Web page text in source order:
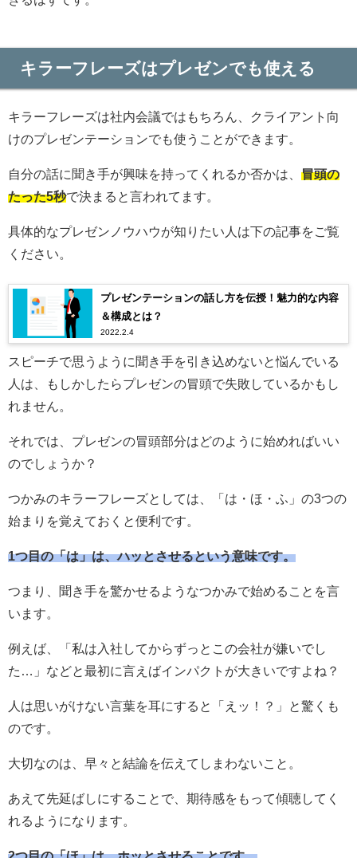
キラーフレーズはプレゼンでも使える
キラーフレーズは社内会議ではもちろん、クライアント向
けのプレゼンテーションでも使うことができます。
自分の話に聞き手が興味を持ってくれるか否かは、 冒頭の
たった5秒で決まると言われてます。
具体的なプレゼンノウハウが知りたい人は下の記事をご覧
ください。
プレゼンテーションの話し方を伝授！魅力的な内容
＆構成とは？
2022.2.4
スピーチで思うように聞き手を引き込めないと悩んでいる
人は、もしかしたらプレゼンの冒頭で失敗しているかもし
れません。
それでは、プレゼンの冒頭部分はどのように始めればいい
のでしょうか？
つかみのキラーフレーズとしては、「は・ほ・ふ」の3つの
始まりを覚えておくと便利です。
1つ目の「は」は、ハッとさせるという意味です。
つまり、聞き手を驚かせるようなつかみで始めることを言
います。
例えば、「私は入社してからずっとこの会社が嫌いでし
た…」などと最初に言えばインパクトが大きいですよね？
人は思いがけない言葉を耳にすると「えッ！？」と驚くも
のです。
大切なのは、早々と結論を伝えてしまわないこと。
あえて先延ばしにすることで、期待感をもって傾聴してく
れるようになります。